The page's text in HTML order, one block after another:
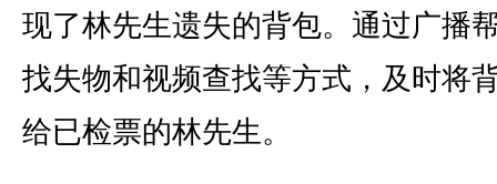
现了林先生遗失的背包。通过广播
找失物和视频查找等方式，及时将
给已检票的林先生。